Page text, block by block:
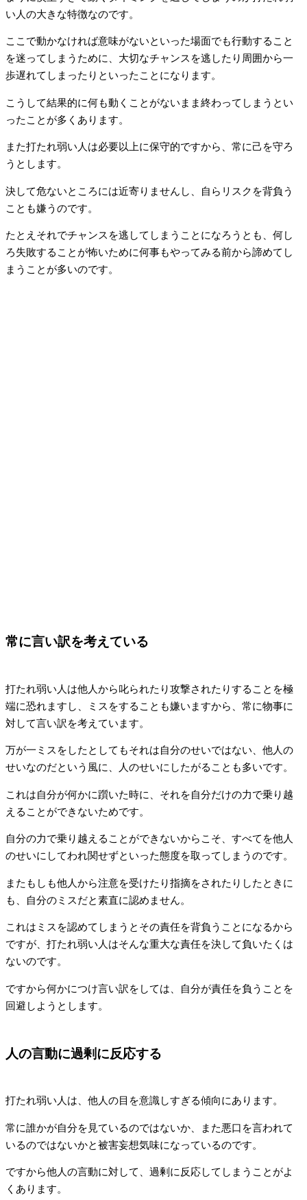
い人の大きな特徴なのです。
ここで動かなければ意味がないといった場面でも行動すること
を迷ってしまうために、大切なチャンスを逃したり周囲から一
歩遅れてしまったりといったことになります。
こうして結果的に何も動くことがないまま終わってしまうとい
ったことが多くあります。
また打たれ弱い人は必要以上に保守的ですから、常に己を守ろ
うとします。
決して危ないところには近寄りませんし、自らリスクを背負う
ことも嫌うのです。
たとえそれでチャンスを逃してしまうことになろうとも、何し
ろ失敗することが怖いために何事もやってみる前から諦めてし
まうことが多いのです。
常に言い訳を考えている
打たれ弱い人は他人から叱られたり攻撃されたりすることを極
端に恐れますし、ミスをすることも嫌いますから、常に物事に
対して言い訳を考えています。
万が一ミスをしたとしてもそれは自分のせいではない、他人の
せいなのだという風に、人のせいにしたがることも多いです。
これは自分が何かに躓いた時に、それを自分だけの力で乗り越
えることができないためです。
自分の力で乗り越えることができないからこそ、すべてを他人
のせいにしてわれ関せずといった態度を取ってしまうのです。
またもしも他人から注意を受けたり指摘をされたりしたときに
も、自分のミスだと素直に認めません。
これはミスを認めてしまうとその責任を背負うことになるから
ですが、打たれ弱い人はそんな重大な責任を決して負いたくは
ないのです。
ですから何かにつけ言い訳をしては、自分が責任を負うことを
回避しようとします。
人の言動に過剰に反応する
打たれ弱い人は、他人の目を意識しすぎる傾向にあります。
常に誰かが自分を見ているのではないか、また悪口を言われて
いるのではないかと被害妄想気味になっているのです。
ですから他人の言動に対して、過剰に反応してしまうことがよ
くあります。